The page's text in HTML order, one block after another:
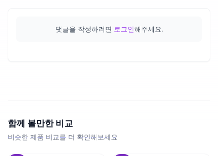
댓글을 작성하려면 로그인해주세요.
함께 볼만한 비교
비슷한 제품 비교를 더 확인해보세요